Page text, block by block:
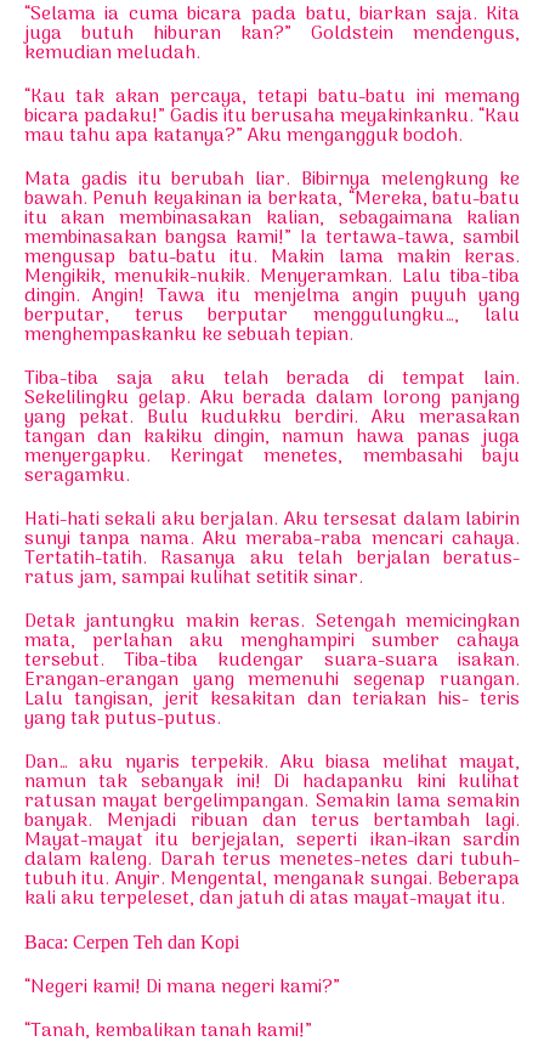
“Selama ia cuma bicara pada batu, biarkan saja. Kita
juga butuh hiburan kan?” Goldstein mendengus,
kemudian meludah.
“Kau tak akan percaya, tetapi batu-batu ini memang
bicara padaku!” Gadis itu berusaha meyakinkanku. “Kau
mau tahu apa katanya?” Aku mengangguk bodoh.
Mata gadis itu berubah liar. Bibirnya melengkung ke
bawah. Penuh keyakinan ia berkata, “Mereka, batu-batu
itu akan membinasakan kalian, sebagaimana kalian
membinasakan bangsa kami!” Ia tertawa-tawa, sambil
mengusap batu-batu itu. Makin lama makin keras.
Mengikik, menukik-nukik. Menyeramkan. Lalu tiba-tiba
dingin. Angin! Tawa itu menjelma angin puyuh yang
berputar, terus berputar menggulungku…, lalu
menghempaskanku ke sebuah tepian.
Tiba-tiba saja aku telah berada di tempat lain.
Sekelilingku gelap. Aku berada dalam lorong panjang
yang pekat. Bulu kudukku berdiri. Aku merasakan
tangan dan kakiku dingin, namun hawa panas juga
menyergapku. Keringat menetes, membasahi baju
seragamku.
Hati-hati sekali aku berjalan. Aku tersesat dalam labirin
sunyi tanpa nama. Aku meraba-raba mencari cahaya.
Tertatih-tatih. Rasanya aku telah berjalan beratus-
ratus jam, sampai kulihat setitik sinar.
Detak jantungku makin keras. Setengah memicingkan
mata, perlahan aku menghampiri sumber cahaya
tersebut. Tiba-tiba kudengar suara-suara isakan.
Erangan-erangan yang memenuhi segenap ruangan.
Lalu tangisan, jerit kesakitan dan teriakan his- teris
yang tak putus-putus.
Dan… aku nyaris terpekik. Aku biasa melihat mayat,
namun tak sebanyak ini! Di hadapanku kini kulihat
ratusan mayat bergelimpangan. Semakin lama semakin
banyak. Menjadi ribuan dan terus bertambah lagi.
Mayat-mayat itu berjejalan, seperti ikan-ikan sardin
dalam kaleng. Darah terus menetes-netes dari tubuh-
tubuh itu. Anyir. Mengental, menganak sungai. Beberapa
kali aku terpeleset, dan jatuh di atas mayat-mayat itu.
Baca: Cerpen Teh dan Kopi
“Negeri kami! Di mana negeri kami?”
“Tanah, kembalikan tanah kami!”